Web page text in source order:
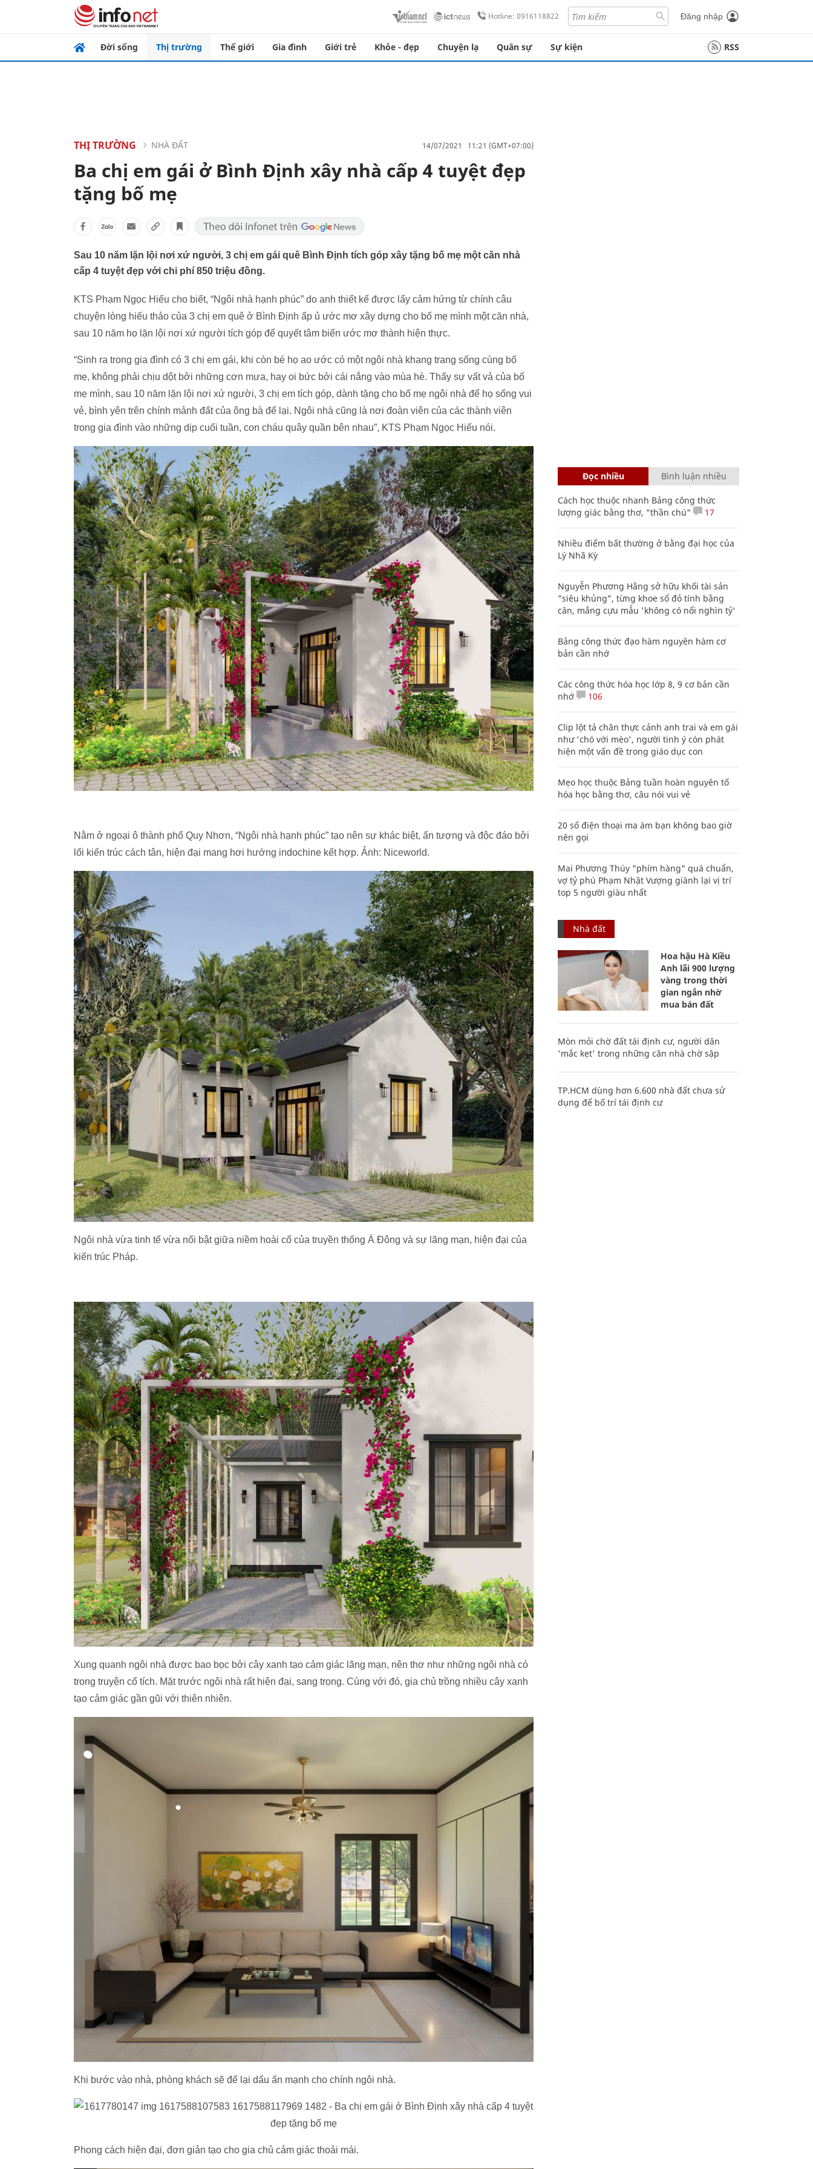
Hotline: 0916118822 Đăng nhập
Đời sống Thị trường Thế giới Gia đình Giới trẻ Khỏe - đẹp Chuyện lạ Quân sự Sự kiện RSS
THỊ TRƯỜNG NHÀ ĐẤT 14/07/2021 11:21 (GMT+07:00)
Ba chị em gái ở Bình Định xây nhà cấp 4 tuyệt đẹp
tặng bố mẹ
Sau 10 năm lặn lội nơi xứ người, 3 chị em gái quê Bình Định tích góp xây tặng bố mẹ một căn nhà
cấp 4 tuyệt đẹp với chi phí 850 triệu đồng.
KTS Phạm Ngọc Hiếu cho biết, “Ngôi nhà hạnh phúc” do anh thiết kế được lấy cảm hứng từ chính câu
chuyện lòng hiếu thảo của 3 chị em quê ở Bình Định ấp ủ ước mơ xây dựng cho bố mẹ mình một căn nhà,
sau 10 năm họ lặn lội nơi xứ người tích góp để quyết tâm biến ước mơ thành hiện thực.
“Sinh ra trong gia đình có 3 chị em gái, khi còn bé họ ao ước có một ngôi nhà khang trang sống cùng bố
mẹ, không phải chịu dột bởi những cơn mưa, hay oi bức bởi cái nắng vào mùa hè. Thấy sự vất vả của bố
mẹ mình, sau 10 năm lặn lội nơi xứ người, 3 chị em tích góp, dành tặng cho bố mẹ ngôi nhà để họ sống vui
vẻ, bình yên trên chính mảnh đất của ông bà để lại. Ngôi nhà cũng là nơi đoàn viên của các thành viên
trong gia đình vào những dịp cuối tuần, con cháu quây quần bên nhau”, KTS Phạm Ngọc Hiếu nói.
Nằm ở ngoại ô thành phố Quy Nhơn, “Ngôi nhà hạnh phúc” tạo nên sự khác biệt, ấn tượng và độc đáo bởi
lối kiến trúc cách tân, hiện đại mang hơi hướng indochine kết hợp. Ảnh: Niceworld.
Ngôi nhà vừa tinh tế vừa nổi bật giữa niềm hoài cổ của truyền thống Á Đông và sự lãng mạn, hiện đại của
kiến trúc Pháp.
Xung quanh ngôi nhà được bao bọc bởi cây xanh tạo cảm giác lãng mạn, nên thơ như những ngôi nhà có
trong truyện cổ tích. Mặt trước ngôi nhà rất hiện đại, sang trọng. Cùng với đó, gia chủ trồng nhiều cây xanh
tạo cảm giác gần gũi với thiên nhiên.
Khi bước vào nhà, phòng khách sẽ để lại dấu ấn mạnh cho chính ngôi nhà.
Phong cách hiện đại, đơn giản tạo cho gia chủ cảm giác thoải mái.
Đọc nhiều Bình luận nhiều
Cách học thuộc nhanh Bảng công thức
lượng giác bằng thơ, "thần chú"
17
Nhiều điểm bất thường ở bằng đại học của
Lý Nhã Kỳ
Nguyễn Phương Hằng sở hữu khối tài sản
"siêu khủng", từng khoe sổ đỏ tính bằng
cân, mắng cựu mẫu 'không có nổi nghìn tỷ'
Bảng công thức đạo hàm nguyên hàm cơ
bản cần nhớ
Các công thức hóa học lớp 8, 9 cơ bản cần
nhớ
106
Clip lột tả chân thực cảnh anh trai và em gái
như 'chó với mèo', người tinh ý còn phát
hiện một vấn đề trong giáo dục con
Mẹo học thuộc Bảng tuần hoàn nguyên tố
hóa học bằng thơ, câu nói vui vẻ
20 số điện thoại ma ám bạn không bao giờ
nên gọi
Mai Phương Thúy "phím hàng" quá chuẩn,
vợ tỷ phú Phạm Nhật Vượng giành lại vị trí
top 5 người giàu nhất
Nhà đất
Hoa hậu Hà Kiều
Anh lãi 900 lượng
vàng trong thời
gian ngắn nhờ
mua bán đất
Mòn mỏi chờ đất tái định cư, người dân
'mắc kẹt' trong những căn nhà chờ sập
TP.HCM dùng hơn 6.600 nhà đất chưa sử
dụng để bố trí tái định cư